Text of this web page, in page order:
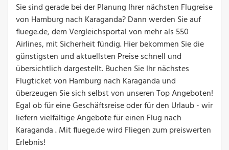
Sie sind gerade bei der Planung Ihrer nächsten Flugreise
von Hamburg nach Karaganda? Dann werden Sie auf
fluege.de, dem Vergleichsportal von mehr als 550
Airlines, mit Sicherheit fündig. Hier bekommen Sie die
günstigsten und aktuellsten Preise schnell und
übersichtlich dargestellt. Buchen Sie Ihr nächstes
Flugticket von Hamburg nach Karaganda und
überzeugen Sie sich selbst von unseren Top Angeboten!
Egal ob für eine Geschäftsreise oder für den Urlaub - wir
liefern vielfältige Angebote für einen Flug nach
Karaganda . Mit fluege.de wird Fliegen zum preiswerten
Erlebnis!